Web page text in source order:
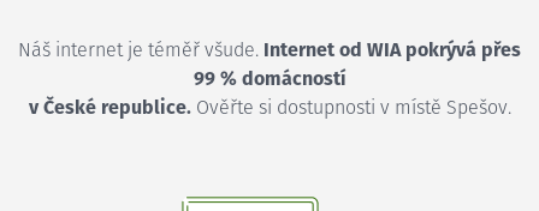
Náš internet je téměř všude. Internet od WIA pokrývá přes
99 % domácností
v České republice.Ověřte si dostupnosti v místě Spešov.